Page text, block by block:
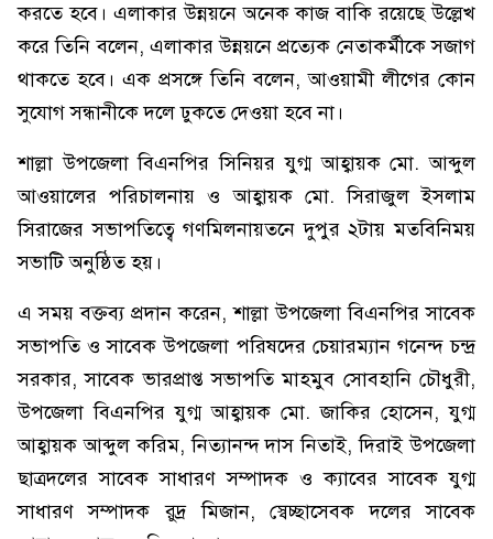
করতে হবে। এলাকার উন্নয়নে অনেক কাজ বাকি রয়েছে উল্লেখ
করে তিনি বলেন, এলাকার উন্নয়নে প্রত্যেক নেতাকর্মীকে সজাগ
থাকতে হবে। এক প্রসঙ্গে তিনি বলেন, আওয়ামী লীগের কোন
সুযোগ সন্ধানীকে দলে ঢুকতে দেওয়া হবে না।
শাল্লা উপজেলা বিএনপির সিনিয়র যুগ্ম আহ্বায়ক মো. আব্দুল
আওয়ালের পরিচালনায় ও আহ্বায়ক মো. সিরাজুল ইসলাম
সিরাজের সভাপতিত্বে গণমিলনায়তনে দুপুর ২টায় মতবিনিময়
সভাটি অনুষ্ঠিত হয়।
এ সময় বক্তব্য প্রদান করেন, শাল্লা উপজেলা বিএনপির সাবেক
সভাপতি ও সাবেক উপজেলা পরিষদের চেয়ারম্যান গনেন্দ চন্দ্র
সরকার, সাবেক ভারপ্রাপ্ত সভাপতি মাহমুব সোবহানি চৌধুরী,
উপজেলা বিএনপির যুগ্ম আহ্বায়ক মো. জাকির হোসেন, যুগ্ম
আহ্বায়ক আব্দুল করিম, নিত্যানন্দ দাস নিতাই, দিরাই উপজেলা
ছাত্রদলের সাবেক সাধারণ সম্পাদক ও ক্যাবের সাবেক যুগ্ম
সাধারণ সম্পাদক রুদ্র মিজান, স্বেচ্ছাসেবক দলের সাবেক